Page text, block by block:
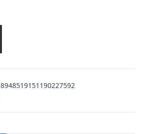
8948519151190227592